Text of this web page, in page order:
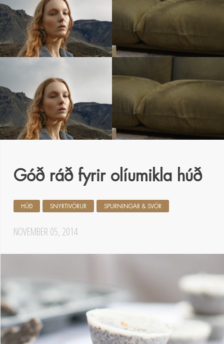
Góð ráð fyrir olíumikla húð
NOVEMBER 05, 2014
HÚÐ SNYRTIVÖRUR SPURNINGAR & SVÖR